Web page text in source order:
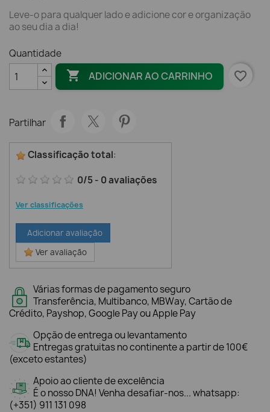
Leve-o para qualquer lado e adicione cor e organização
ao seu dia a dia!
Quantidade
 ADICIONAR AO CARRINHO favorite_border
Partilhar
Classificação total:
0/5- 0avaliações
Ver classificações
Adicionar avaliação
Ver avaliação
Várias formas de pagamento seguro
Transferência, Multibanco, MBWay, Cartão de
Crédito, Payshop, Google Pay ou Apple Pay
Opção de entrega ou levantamento
Entregas gratuitas no continente a partir de 100€
(exceto estantes)
Apoio ao cliente de excelência
É o nosso DNA! Venha desafiar-nos... whatsapp:
(+351) 911 131 098